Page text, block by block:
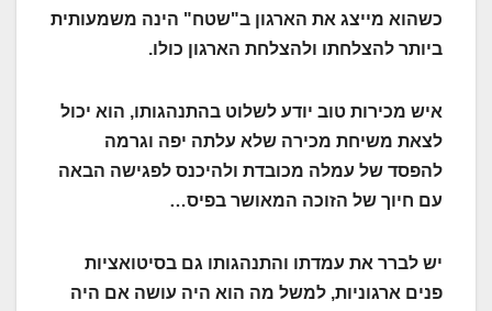
כשהוא מייצג את הארגון ב"שטח" הינה משמעותית
ביותר להצלחתו ולהצלחת הארגון כולו.
איש מכירות טוב יודע לשלוט בהתנהגותו, הוא יכול
לצאת משיחת מכירה שלא עלתה יפה וגרמה
להפסד של עמלה מכובדת ולהיכנס לפגישה הבאה
עם חיוך של הזוכה המאושר בפיס…
יש לברר את עמדתו והתנהגותו גם בסיטואציות
פנים ארגוניות, למשל מה הוא היה עושה אם היה